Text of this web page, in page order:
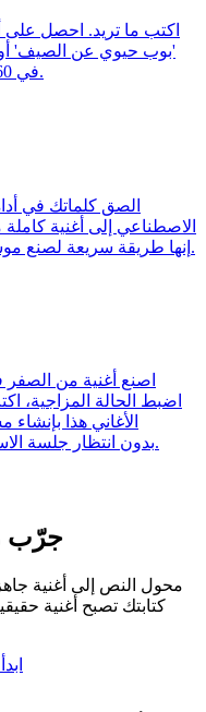
اكتب ما تريد. احصل
'بوب حيوي عن الصيف'
في 60 ثانية. هكذا يعمل تحويل النص إلى أغنية.
الصق كلماتك في
الاصطناعي إلى أغنية
إنها طريقة سريعة لصنع موسيقى من الكلمات دون البدء من الصفر.
اضبط الحالة المزاجية،
الأغاني هذا
المصقول. بلا نظرية. بدون DAW. بدون انتظار جلسة الاستوديو.
جرّب
محول النص إلى أغنية
كتابتك تصبح أغنية